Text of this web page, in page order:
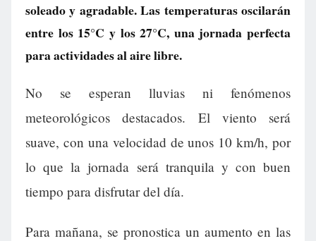
soleado y agradable. Las temperaturas oscilarán
entre los 15°C y los 27°C, una jornada perfecta
para actividades al aire libre.
No se esperan lluvias ni fenómenos
meteorológicos destacados. El viento será
suave, con una velocidad de unos 10 km/h, por
lo que la jornada será tranquila y con buen
tiempo para disfrutar del día.
Para mañana, se pronostica un aumento en las